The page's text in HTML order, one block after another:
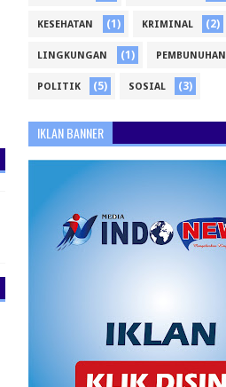
KESEHATAN (1) KRIMINAL (2)
LINGKUNGAN (1) PEMBUNUHAN
POLITIK (5) SOSIAL (3)
IKLAN BANNER